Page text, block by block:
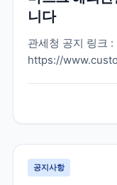
니다
관세청 공지 링크 :
https://
60개 2~3개월 90
※마스크...
공지사항